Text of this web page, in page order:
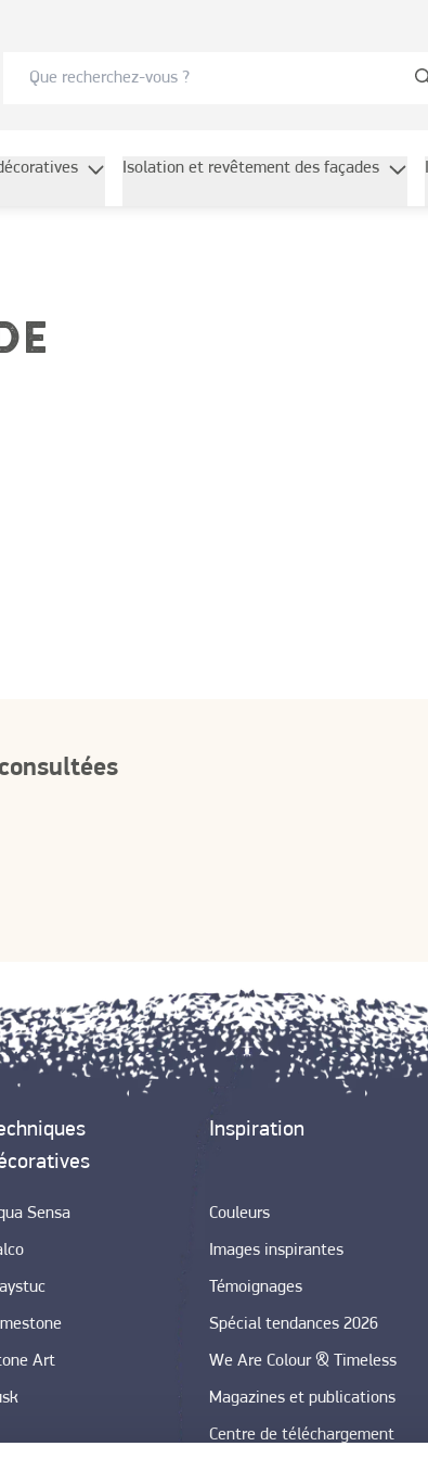
Isolation et revêtement des façades
Sensa
Art
Inspiration
Couleurs
Images inspirantes
Témoignages
Spécial tendances 2026
We Are Colour & Timeless
Magazines et publications
Centre de téléchargement